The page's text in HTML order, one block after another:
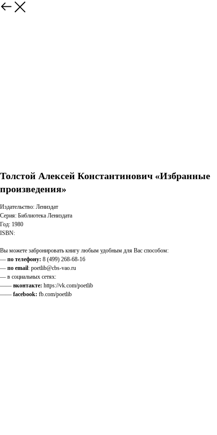
Толстой Алексей Константинович «Избранные
произведения»
Издательство: Лениздат
Серия: Библиотека Лениздата
Год: 1980
ISBN:
Вы можете забронировать книгу любым удобным для Вас способом:
— по телефону: 8 (499) 268-68-16
— по email: poetlib@cbs-vao.ru
— в социальных сетях:
—— вконтакте: https://vk.com/poetlib
—— facebook: fb.com/poetlib